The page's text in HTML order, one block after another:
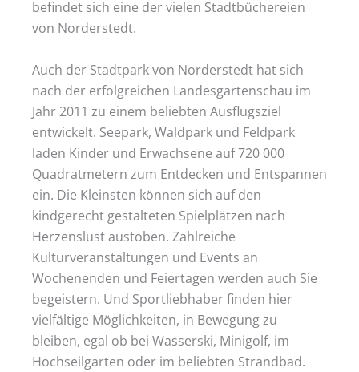
befindet sich eine der vielen Stadtbüchereien
von Norderstedt.
Auch der Stadtpark von Norderstedt hat sich
nach der erfolgreichen Landesgartenschau im
Jahr 2011 zu einem beliebten Ausflugsziel
entwickelt. Seepark, Waldpark und Feldpark
laden Kinder und Erwachsene auf 720 000
Quadratmetern zum Entdecken und Entspannen
ein. Die Kleinsten können sich auf den
kindgerecht gestalteten Spielplätzen nach
Herzenslust austoben. Zahlreiche
Kulturveranstaltungen und Events an
Wochenenden und Feiertagen werden auch Sie
begeistern. Und Sportliebhaber finden hier
vielfältige Möglichkeiten, in Bewegung zu
bleiben, egal ob bei Wasserski, Minigolf, im
Hochseilgarten oder im beliebten Strandbad.